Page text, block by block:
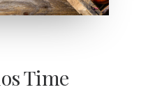
Time